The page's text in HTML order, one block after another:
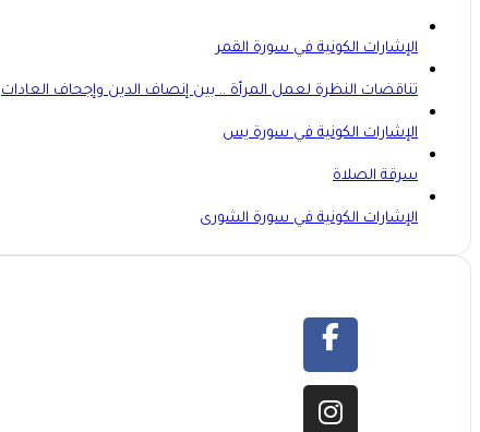
الإشارات الكونية في سورة القمر
تناقضات النظرة لعمل المرأة .. بين إنصاف الدين وإجحاف العادات
الإشارات الكونية في سورة يس
سرقة الصلاة
الإشارات الكونية في سورة الشورى